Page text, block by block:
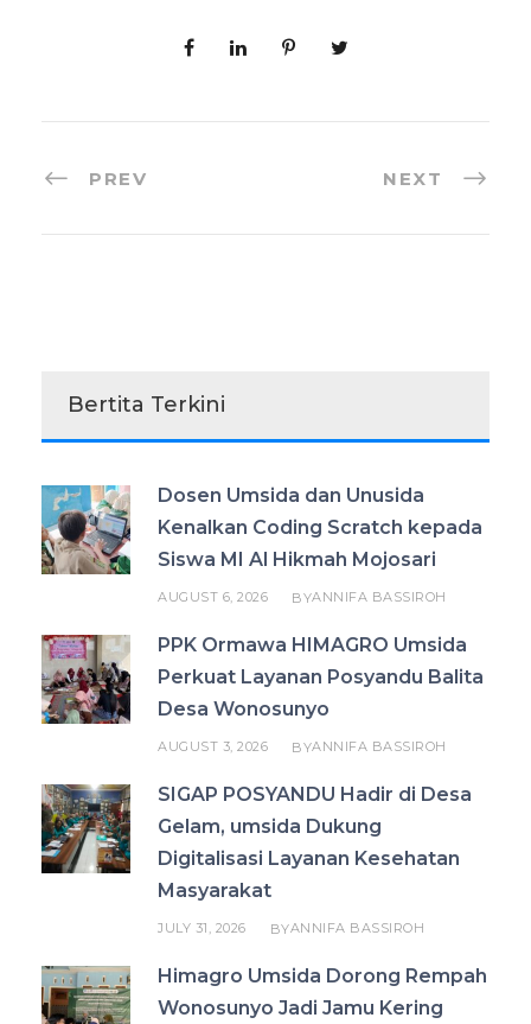
PREV NEXT
Bertita Terkini
Dosen Umsida dan Unusida
Kenalkan Coding Scratch kepada
Siswa MI Al Hikmah Mojosari
AUGUST 6, 2026 BYANNIFA BASSIROH
PPK Ormawa HIMAGRO Umsida
Perkuat Layanan Posyandu Balita
Desa Wonosunyo
AUGUST 3, 2026 BYANNIFA BASSIROH
SIGAP POSYANDU Hadir di Desa
Gelam, umsida Dukung
Digitalisasi Layanan Kesehatan
Masyarakat
JULY 31, 2026 BYANNIFA BASSIROH
Himagro Umsida Dorong Rempah
Wonosunyo Jadi Jamu Kering